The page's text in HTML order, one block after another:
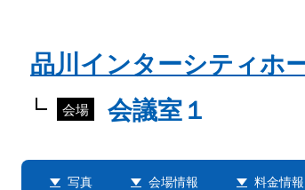
品川インターシティホ
会場 会議室１
写真 会場情報 料金情報